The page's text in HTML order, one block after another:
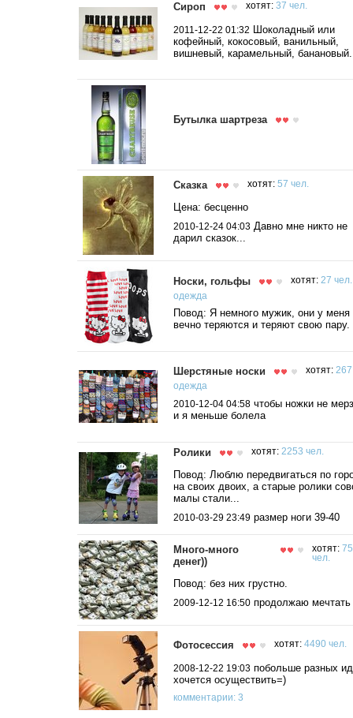
Сироп хотят: 37 чел.
2011-12-22 01:32
Шоколадный или
кофейный, кокосовый, ванильный,
вишневый, карамельный, банановый.
Бутылка шартреза
Сказка хотят: 57 чел.
Цена: бесценно
2010-12-24 04:03 Давно мне никто не
дарил сказок...
Носки, гольфы хотят: 27 чел.
одежда
Повод: Я немного мужик, они у меня
вечно теряются и теряют свою пару.
Шерстяные носки хотят:
одежда
2010-12-04 04:58 чтобы ножки не
и я меньше болела
Ролики хотят: 2253 чел.
Повод: Люблю передвигаться по
на своих двоих, а старые ролики
малы стали...
2010-03-29 23:49 размер ноги 39-40
Много-много
денег))
хотят:
чел.
Повод: без них грустно.
2009-12-12 16:50 продолжаю мечтать
Фотосессия хотят: 4490 чел.
2008-12-22 19:03 побольше разных
хочется осуществить=)
комментарии: 3